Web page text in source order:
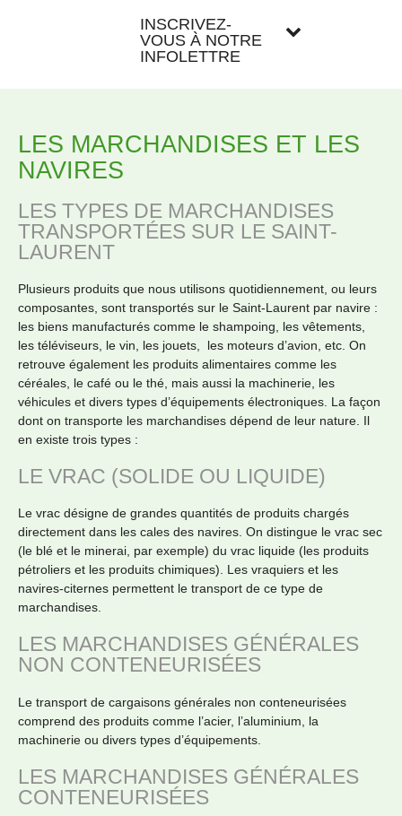
INSCRIVEZ-
VOUS À NOTRE
INFOLETTRE
LES MARCHANDISES ET LES
NAVIRES
LES TYPES DE MARCHANDISES
TRANSPORTÉES SUR LE SAINT-
LAURENT
Plusieurs produits que nous utilisons quotidiennement, ou leurs
composantes, sont transportés sur le Saint-Laurent par navire :
les biens manufacturés comme le shampoing, les vêtements,
les téléviseurs, le vin, les jouets, les moteurs d’avion, etc. On
retrouve également les produits alimentaires comme les
céréales, le café ou le thé, mais aussi la machinerie, les
véhicules et divers types d’équipements électroniques. La façon
dont on transporte les marchandises dépend de leur nature. Il
en existe trois types :
LE VRAC (SOLIDE OU LIQUIDE)
Le vrac désigne de grandes quantités de produits chargés
directement dans les cales des navires. On distingue le vrac sec
(le blé et le minerai, par exemple) du vrac liquide (les produits
pétroliers et les produits chimiques). Les vraquiers et les
navires-citernes permettent le transport de ce type de
marchandises.
LES MARCHANDISES GÉNÉRALES
NON CONTENEURISÉES
Le transport de cargaisons générales non conteneurisées
comprend des produits comme l’acier, l’aluminium, la
machinerie ou divers types d’équipements.
LES MARCHANDISES GÉNÉRALES
CONTENEURISÉES